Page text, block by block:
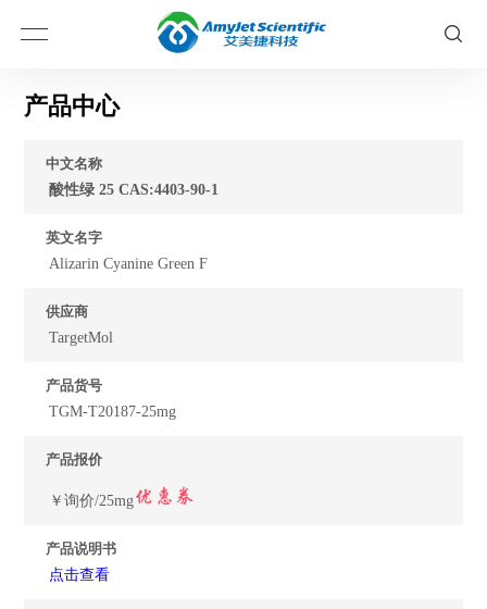
产品中心
中文名称
酸性绿 25 CAS:4403-90-1
英文名字
Alizarin Cyanine Green F
供应商
TargetMol
产品货号
TGM-T20187-25mg
产品报价
￥询价/25mg
产品说明书
点击查看